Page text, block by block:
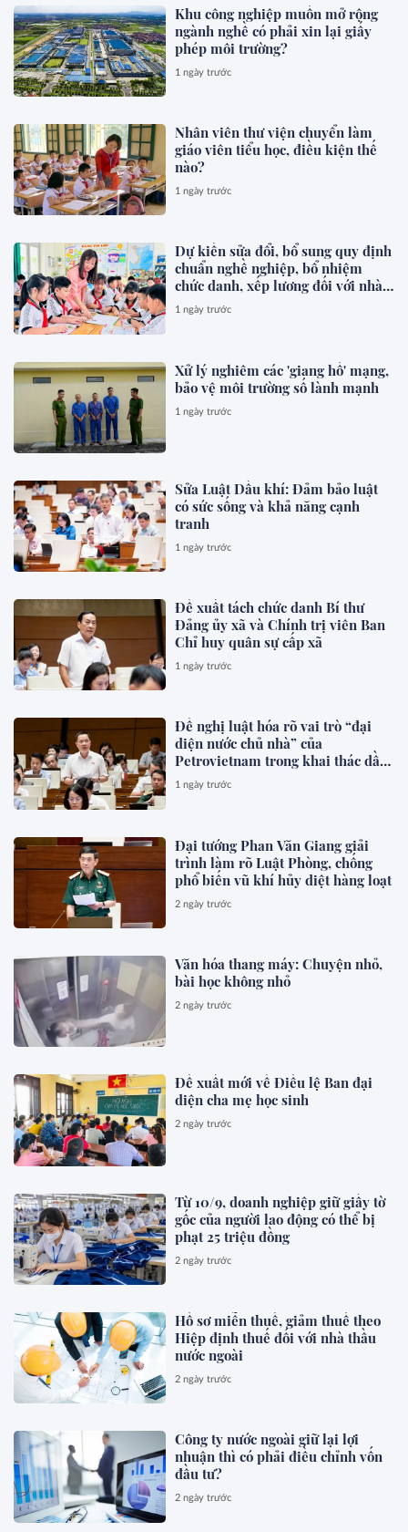
Khu công nghiệp muốn mở rộng
ngành nghề có phải xin lại giấy
phép môi trường?
1 ngày trước
Nhân viên thư viện chuyển làm
giáo viên tiểu học, điều kiện thế
nào?
1 ngày trước
Dự kiến sửa đổi, bổ sung quy định
chuẩn nghề nghiệp, bổ nhiệm
chức danh, xếp lương đối với nhà
giáo
1 ngày trước
Xử lý nghiêm các 'giang hồ' mạng,
bảo vệ môi trường số lành mạnh
1 ngày trước
Sửa Luật Dầu khí: Đảm bảo luật
có sức sống và khả năng cạnh
tranh
1 ngày trước
Đề xuất tách chức danh Bí thư
Đảng ủy xã và Chính trị viên Ban
Chỉ huy quân sự cấp xã
1 ngày trước
Đề nghị luật hóa rõ vai trò “đại
diện nước chủ nhà” của
Petrovietnam trong khai thác dầu
khí
1 ngày trước
Đại tướng Phan Văn Giang giải
trình làm rõ Luật Phòng, chống
phổ biến vũ khí hủy diệt hàng loạt
2 ngày trước
Văn hóa thang máy: Chuyện nhỏ,
bài học không nhỏ
2 ngày trước
Đề xuất mới về Điều lệ Ban đại
diện cha mẹ học sinh
2 ngày trước
Từ 10/9, doanh nghiệp giữ giấy tờ
gốc của người lao động có thể bị
phạt 25 triệu đồng
2 ngày trước
Hồ sơ miễn thuế, giảm thuế theo
Hiệp định thuế đối với nhà thầu
nước ngoài
2 ngày trước
Công ty nước ngoài giữ lại lợi
nhuận thì có phải điều chỉnh vốn
đầu tư?
2 ngày trước